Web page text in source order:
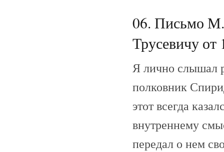
06. Письмо
Трусевичу от
Я лично слышал
полковник
этот всегда
внутреннему
передал о нем